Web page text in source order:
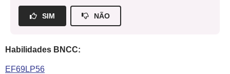
SIM NÃO
Habilidades BNCC:
EF69LP56